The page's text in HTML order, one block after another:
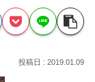
2019.01.09